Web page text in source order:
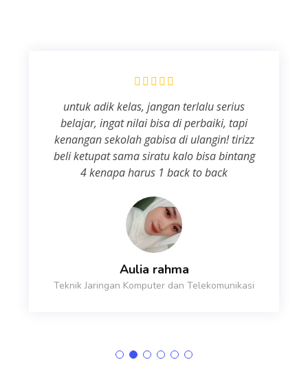
untuk adik kelas, jangan terlalu serius
belajar, ingat nilai bisa di perbaiki, tapi
kenangan sekolah gabisa di ulangin! tirizz
beli ketupat sama siratu kalo bisa bintang
4 kenapa harus 1 back to back
Aulia rahma
Teknik Jaringan Komputer dan Telekomunikasi